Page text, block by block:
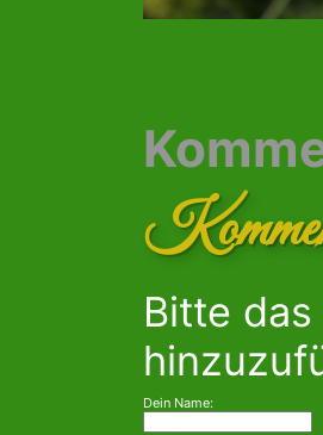
Bitte
Dein Name: